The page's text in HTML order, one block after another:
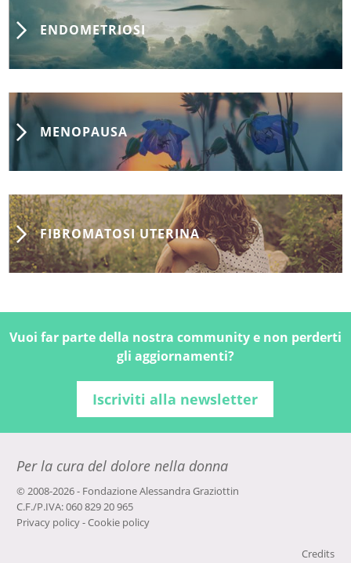
ENDOMETRIOSI
MENOPAUSA
FIBROMATOSI UTERINA
Vuoi far parte della nostra community e non perderti
gli aggiornamenti?
Iscriviti alla newsletter
Per la cura del dolore nella donna
© 2008-2026 - Fondazione Alessandra Graziottin
C.F./P.IVA: 060 829 20 965
Privacy policy-Cookie policy
Credits